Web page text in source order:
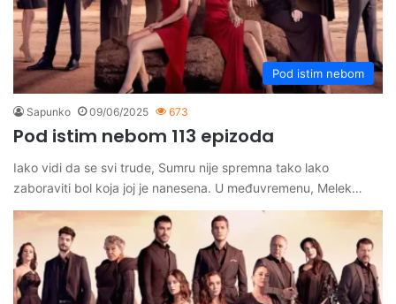
Pod istim nebom
Sapunko 09/06/2025 673
Pod istim nebom 113 epizoda
Iako vidi da se svi trude, Sumru nije spremna tako lako
zaboraviti bol koja joj je nanesena. U međuvremenu, Melek…